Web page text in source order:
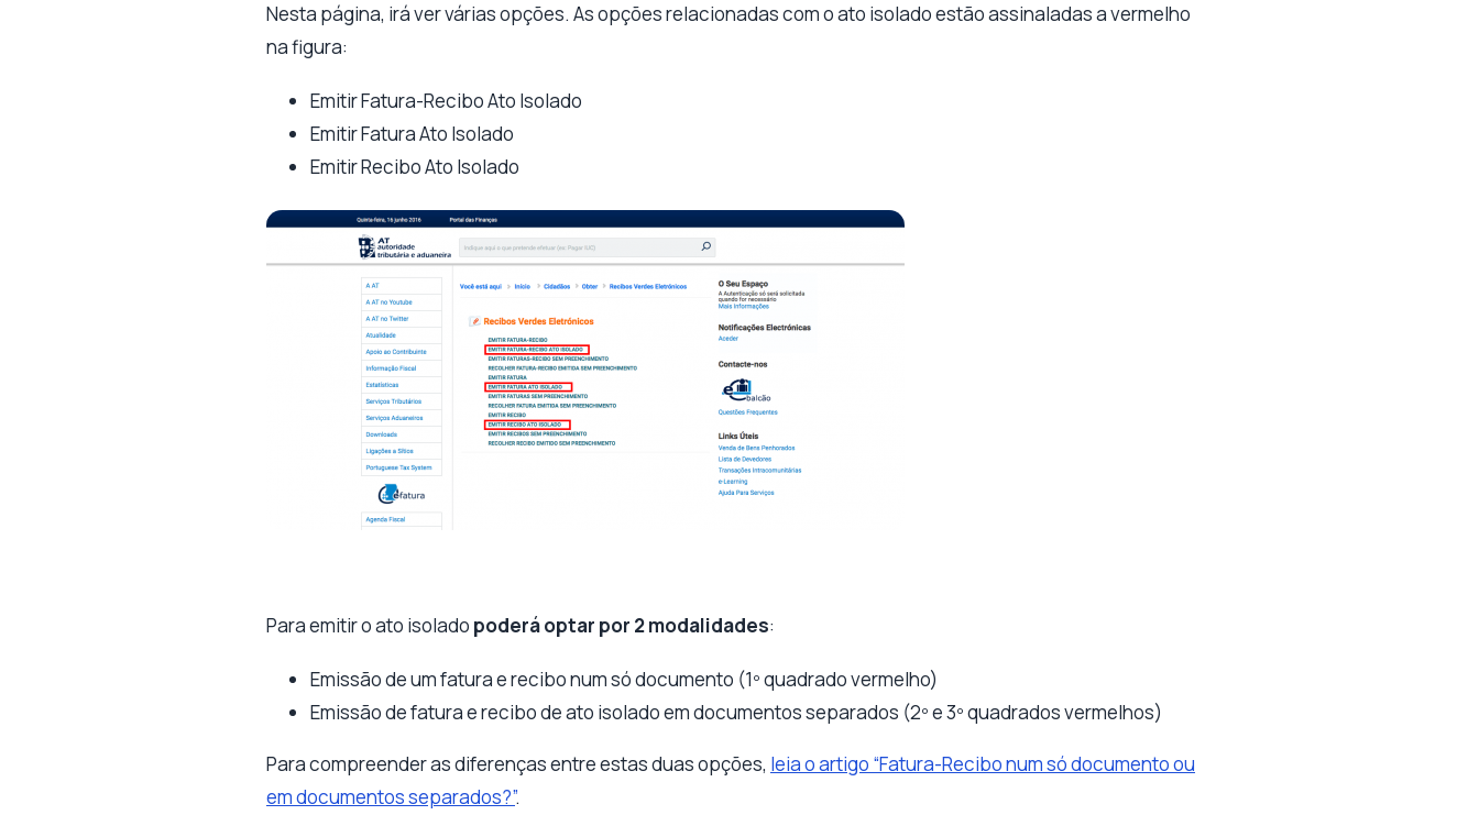
Nesta página, irá ver várias opções. As opções relacionadas com o ato isolado estão assinaladas a vermelho
na figura:
Emitir Fatura-Recibo Ato Isolado
Emitir Fatura Ato Isolado
Emitir Recibo Ato Isolado
Para emitir o ato isolado poderá optar por 2 modalidades:
Emissão de um fatura e recibo num só documento (1º quadrado vermelho)
Emissão de fatura e recibo de ato isolado em documentos separados (2º e 3º quadrados vermelhos)
Para compreender as diferenças entre estas duas opções, leia o artigo “Fatura-Recibo num só documento ou
em documentos separados?”.